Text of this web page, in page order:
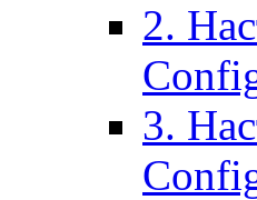
2.
3.